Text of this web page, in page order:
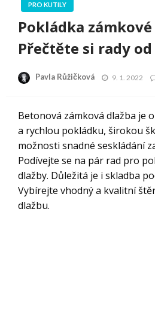
PRO KUTILY
Pokládka
Přečtěte si rady
Pavla Růžičková 9. 1. 2022
Betonová zámková dlažba je
a rychlou pokládku, širokou
možnosti snadné seskládání
Podívejte se na pár rad pro
dlažby. Důležitá je i skladba
Vybírejte vhodný a kvalitní
dlažbu.